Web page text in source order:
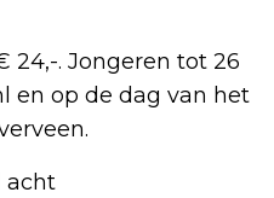
24,-. Jongeren tot 26
en op de dag van het
acht